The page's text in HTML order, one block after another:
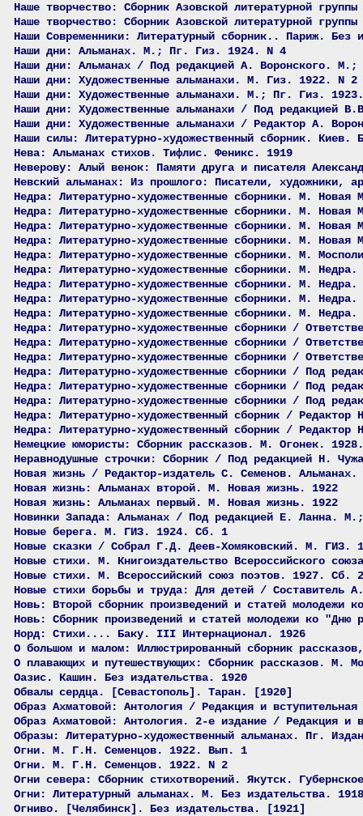
Наше творчество: Сборник Азовской литературной
Наше творчество: Сборник Азовской литературной
Наши Современники: Литературный сборник.. Париж.
Наши дни: Альманах. М.; Пг. Гиз. 1924. N 4
Наши дни: Альманах / Под редакцией А. Воронского.
Наши дни: Художественные альманахи. М. Гиз. 1922. N 2
Наши дни: Художественные альманахи. М.; Пг. Гиз.
Наши дни: Художественные альманахи / Под редакцией
Наши дни: Художественные альманахи / Редактор А.
Наши силы: Литературно-художественный сборник. Киев.
Нева: Альманах стихов. Тифлис. Феникс. 1919
Неверову: Алый венок: Памяти друга и писателя
Невский альманах: Из прошлого: Писатели, художники,
Недра: Литературно-художественные сборники. М.
Недра: Литературно-художественные сборники. М.
Недра: Литературно-художественные сборники. М.
Недра: Литературно-художественные сборники. М.
Недра: Литературно-художественные сборники. М.
Недра: Литературно-художественные сборники. М.
Недра: Литературно-художественные сборники. М.
Недра: Литературно-художественные сборники. М.
Недра: Литературно-художественные сборники. М.
Недра: Литературно-художественные сборники /
Недра: Литературно-художественные сборники /
Недра: Литературно-художественные сборники /
Недра: Литературно-художественные сборники / Под
Недра: Литературно-художественные сборники / Под
Недра: Литературно-художественные сборники / Под
Недра: Литературно-художественный сборник /
Недра: Литературно-художественный сборник /
Немецкие юмористы: Сборник рассказов. М. Огонек.
Неравнодушные строчки: Сборник / Под редакцией Н.
Новая жизнь / Редактор-издатель С. Семенов.
Новая жизнь: Альманах второй. М. Новая жизнь. 1922
Новая жизнь: Альманах первый. М. Новая жизнь. 1922
Новинки Запада: Альманах / Под редакцией Е. Ланна.
Новые берега. М. ГИЗ. 1924. Сб. 1
Новые сказки / Собрал Г.Д. Деев-Хомяковский. М. ГИЗ.
Новые стихи. М. Книгоиздательство Всероссийского
Новые стихи. М. Всероссийский союз поэтов. 1927. Сб. 2
Новые стихи борьбы и труда: Для детей /
Новь: Второй сборник произведений и статей молодежи
Новь: Сборник произведений и статей молодежи ко
Норд: Стихи.... Баку. III Интернационал. 1926
О большом и малом: Иллюстрированный сборник
О плавающих и путешествующих: Сборник рассказов. М.
Оазис. Кашин. Без издательства. 1920
Обвалы сердца. [Севастополь]. Таран. [1920]
Образ Ахматовой: Антология / Редакция и
Образ Ахматовой: Антология. 2-е издание / Редакция и
Образы: Литературно-художественный альманах. Пг.
Огни. М. Г.Н. Семенцов. 1922. Вып. 1
Огни. М. Г.Н. Семенцов. 1922. N 2
Огни севера: Сборник стихотворений. Якутск.
Огни: Литературный альманах. М. Без издательства. 1918
Огниво. [Челябинск]. Без издательства. [1921]